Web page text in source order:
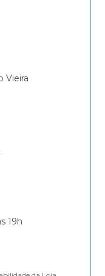
Vieira
19h